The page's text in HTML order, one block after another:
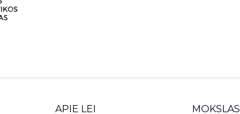
APIE LEI MOKSLAS